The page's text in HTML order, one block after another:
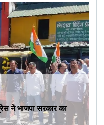
ने भाजपा सरकार का